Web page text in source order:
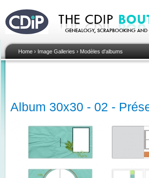
Home› Image Galleries › Modèles d'albums
Album 30x30 - 02 -